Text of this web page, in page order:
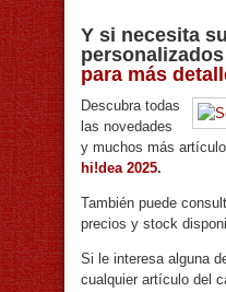
Y si necesita
para más
Descubra todas
las novedades
y muchos más
hi!dea 2025.
También puede
precios y stock
Si le interesa alguna
cualquier artículo del